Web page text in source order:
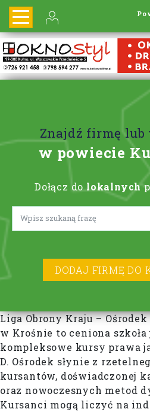
Znajdź firmę
w powiecie
Dołącz do lokalnych
Lorem ipsum
DODAJ FIRMĘ DO
Liga Obrony Kraju –
w Krośnie to ceniona szkoła
kompleksowe kursy prawa
D. Ośrodek słynie z
kursantów, doświadczonej
oraz nowoczesnych metod
Kursanci mogą liczyć na